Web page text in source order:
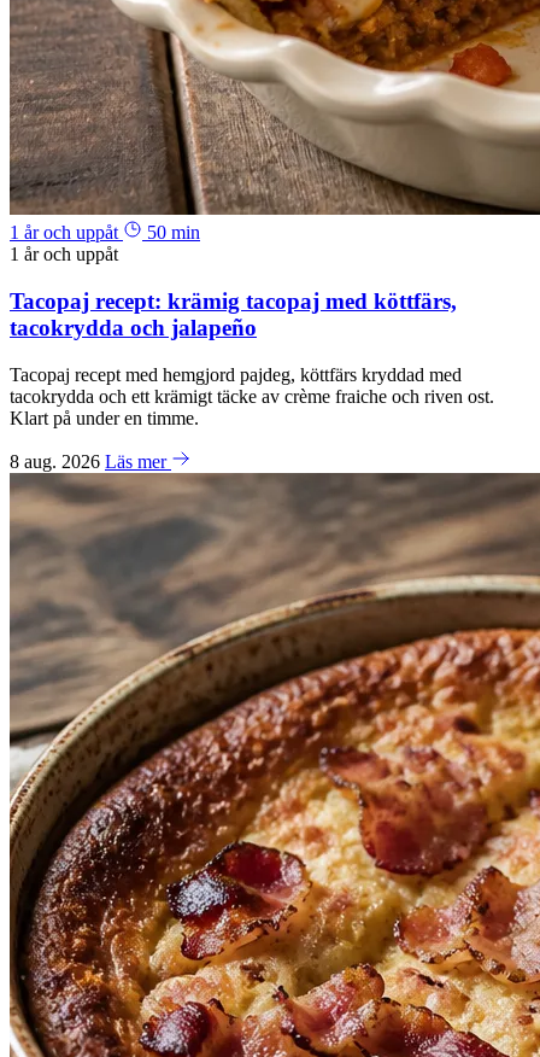
1 år och uppåt
50 min
1 år och uppåt
Tacopaj recept: krämig tacopaj med köttfärs,
tacokrydda och jalapeño
Tacopaj recept med hemgjord pajdeg, köttfärs kryddad med
tacokrydda och ett krämigt täcke av crème fraiche och riven ost.
Klart på under en timme.
8 aug. 2026 Läs mer